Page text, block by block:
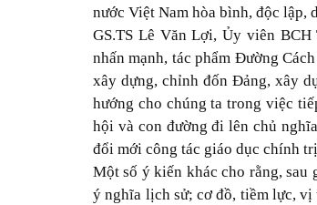
nước Việt Nam hòa bình, độc lập,
GS.TS Lê Văn Lợi, Ủy viên
nhấn mạnh, tác phẩm Đường
xây dựng, chỉnh đốn Đảng, xây
hướng cho chúng ta trong việc
hội và con đường đi lên chủ
đổi mới công tác giáo dục chính
Một số ý kiến khác cho rằng, sau
ý nghĩa lịch sử; cơ đồ, tiềm lực, vị